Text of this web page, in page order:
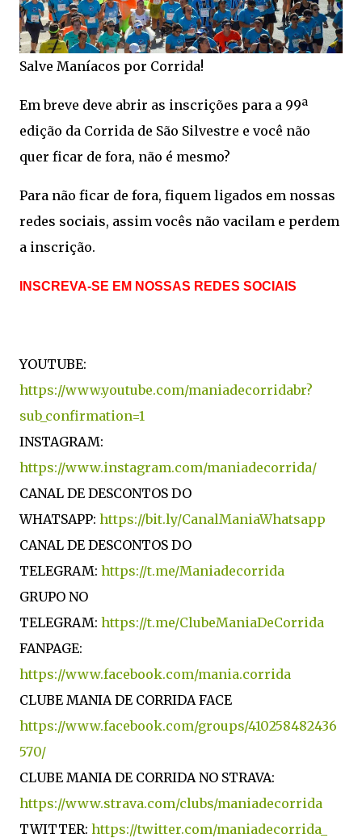
Salve Maníacos por Corrida!
Em breve deve abrir as inscrições para a 99ª
edição da Corrida de São Silvestre e você não
quer ficar de fora, não é mesmo?
Para não ficar de fora, fiquem ligados em nossas
redes sociais, assim vocês não vacilam e perdem
a inscrição.
INSCREVA-SE EM NOSSAS REDES SOCIAIS
YOUTUBE:
https://www.youtube.com/maniadecorridabr?
sub_confirmation=1
INSTAGRAM:
https://www.instagram.com/maniadecorrida/
CANAL DE DESCONTOS DO
WHATSAPP: https://bit.ly/CanalManiaWhatsapp
CANAL DE DESCONTOS DO
TELEGRAM: https://t.me/Maniadecorrida
GRUPO NO
TELEGRAM: https://t.me/ClubeManiaDeCorrida
FANPAGE:
https://www.facebook.com/mania.corrida
CLUBE MANIA DE CORRIDA FACE
https://www.facebook.com/groups/410258482436
570/
CLUBE MANIA DE CORRIDA NO STRAVA:
https://www.strava.com/clubs/maniadecorrida
TWITTER: https://twitter.com/maniadecorrida_